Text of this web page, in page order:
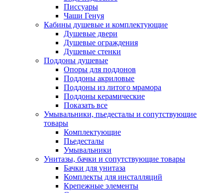
Писсуары
Чаши Генуя
Кабины душевые и комплектующие
Душевые двери
Душевые ограждения
Душевые стенки
Поддоны душевые
Опоры для поддонов
Поддоны акриловые
Поддоны из литого мрамора
Поддоны керамические
Показать все
Умывальники, пьедесталы и сопутствующие
товары
Комплектующие
Пьедесталы
Умывальники
Унитазы, бачки и сопутствующие товары
Бачки для унитаза
Комплекты для инсталляций
Крепежные элементы